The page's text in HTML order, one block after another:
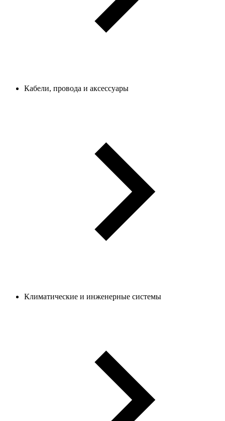
Кабели, провода и аксессуары
Климатические и инженерные системы